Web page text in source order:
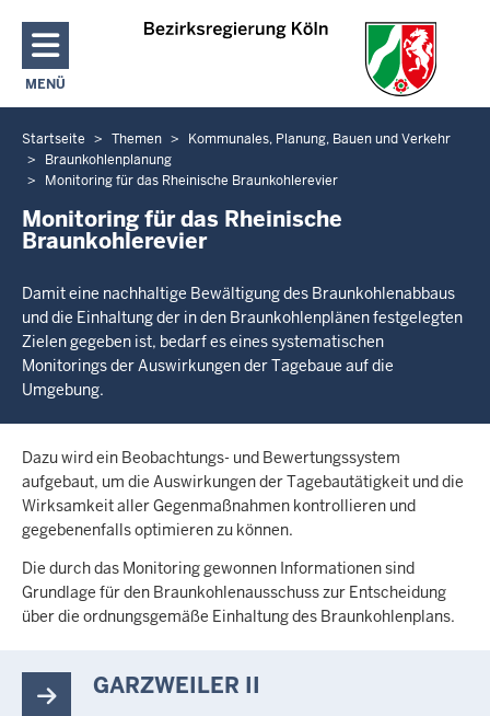
Direkt zum Inhalt
MENÜ
NAVIGATION AKTIVIEREN/DEAKTIVIEREN: HAUPTMENÜ
Sie
befinden
hier
Startseite Themen
Kommunales, Planung, Bauen und Verkehr
Braunkohlenplanung
Monitoring für das Rheinische Braunkohlerevier
Monitoring für das Rheinische
Braunkohlerevier
Damit eine nachhaltige Bewältigung des Braunkohlenabbaus
und die Einhaltung der in den Braunkohlenplänen festgelegten
Zielen gegeben ist, bedarf es eines systematischen
Monitorings der Auswirkungen der Tagebaue auf die
Umgebung.
Dazu wird ein Beobachtungs- und Bewertungssystem
aufgebaut, um die Auswirkungen der Tagebautätigkeit und die
Wirksamkeit aller Gegenmaßnahmen kontrollieren und
gegebenenfalls optimieren zu können.
Die durch das Monitoring gewonnen Informationen sind
Grundlage für den Braunkohlenausschuss zur Entscheidung
über die ordnungsgemäße Einhaltung des Braunkohlenplans.
GARZWEILER II